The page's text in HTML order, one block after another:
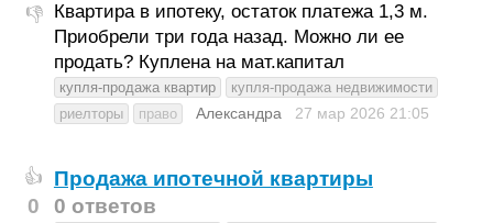
👎 Квартира в ипотеку, остаток платежа 1,3 м.
Приобрели три года назад. Можно ли ее
продать? Куплена на мат.капитал
купля-продажа квартир
купля-продажа недвижимости
риелторы
право Александра 27 мар 2026 21:05
👍
0
Продажа ипотечной квартиры
0 ответов